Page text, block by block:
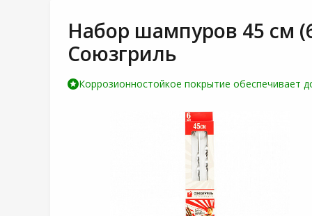
Набор шампуров 45 см
Союзгриль
Коррозионностойкое покрытие обеспечивает